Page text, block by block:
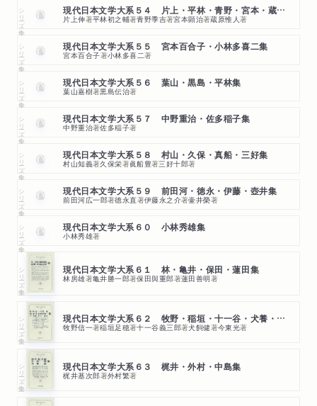
シリーズ・全集 現代日本文学大系５４ 片上・平林・青野・宮本・蔵原集
片上伸著平林初之輔著青野季吉著宮本顕治著蔵原惟人著
シリーズ・全集 現代日本文学大系５５ 宮本百合子・小林多喜二集
宮本百合子著小林多喜二著
シリーズ・全集 現代日本文学大系５６ 葉山・黒島・平林集
葉山嘉樹著黒島伝治著
シリーズ・全集 現代日本文学大系５７ 中野重治・佐多稲子集
中野重治著佐多稲子著
シリーズ・全集 現代日本文学大系５８ 村山・久保・真船・三好集
村山知義著久保栄著眞船豊著三好十郎著
シリーズ・全集 現代日本文学大系５９ 前田河・徳永・伊藤・壺井集
前田河広一郎著徳永直著伊藤永之介著壷井榮著
シリーズ・全集 現代日本文学大系６０ 小林秀雄集
小林秀雄著
シリーズ・全集 現代日本文学大系６１ 林・亀井・保田・蓮田集
林房雄著亀井勝一郎著保田與重郎著蓮田善明著
シリーズ・全集 現代日本文学大系６２ 牧野・稲垣・十一谷・犬養・中河・今集
牧野信一著稲垣足穂著十一谷義三郎著犬飼健著今東光著
シリーズ・全集 現代日本文学大系６３ 梶井・外村・中島集
梶井基次郎著外村繁著